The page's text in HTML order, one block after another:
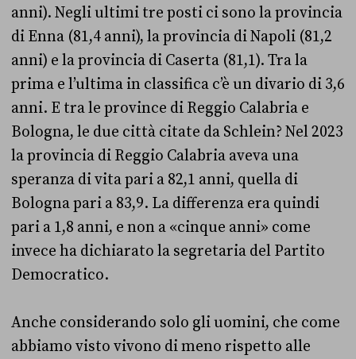
anni). Negli ultimi tre posti ci sono la provincia
di Enna (81,4 anni), la provincia di Napoli (81,2
anni) e la provincia di Caserta (81,1). Tra la
prima e l’ultima in classifica c’è un divario di 3,6
anni. E tra le province di Reggio Calabria e
Bologna, le due città citate da Schlein? Nel 2023
la provincia di Reggio Calabria aveva una
speranza di vita pari a 82,1 anni, quella di
Bologna pari a 83,9. La differenza era quindi
pari a 1,8 anni, e non a «cinque anni» come
invece ha dichiarato la segretaria del Partito
Democratico.
Anche considerando solo gli uomini, che come
abbiamo visto vivono di meno rispetto alle